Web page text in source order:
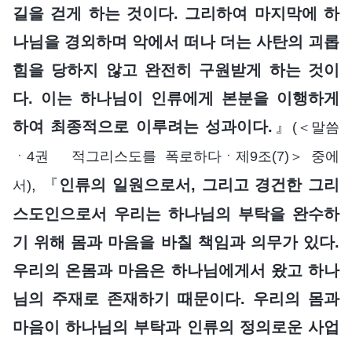
길을 걷게 하는 것이다. 그리하여 마지막에 하
나님을 경외하며 악에서 떠나 더는 사탄의 괴롭
힘을 당하지 않고 완전히 구원받게 하는 것이
다. 이는 하나님이 인류에게 본분을 이행하게
하여 최종적으로 이루려는 성과이다. 』 (＜말씀
ㆍ4권 적그리스도를 폭로하다ㆍ제9조(7)＞ 중에
서), 『 인류의 일원으로서, 그리고 경건한 그리
스도인으로서 우리는 하나님의 부탁을 완수하
기 위해 몸과 마음을 바칠 책임과 의무가 있다.
우리의 온몸과 마음은 하나님에게서 왔고 하나
님의 주재로 존재하기 때문이다. 우리의 몸과
마음이 하나님의 부탁과 인류의 정의로운 사업